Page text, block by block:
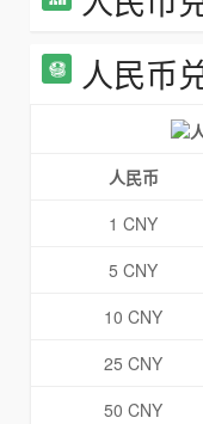
人民币
人民币
1 CNY
5 CNY
10 CNY
25 CNY
50 CNY